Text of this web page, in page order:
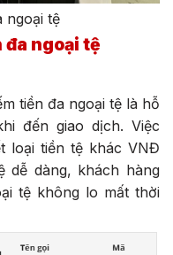
ngoại tệ
đa ngoại tệ
tiền đa ngoại tệ là hỗ
đến giao dịch. Việc
loại tiền tệ khác VNĐ
dễ dàng, khách hàng
tệ không lo mất thời